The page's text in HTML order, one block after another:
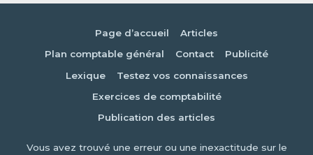
Page d’accueil
Articles
Plan comptable général
Contact
Publicité
Lexique
Testez vos connaissances
Exercices de comptabilité
Publication des articles
Vous avez trouvé une erreur ou une inexactitude sur le